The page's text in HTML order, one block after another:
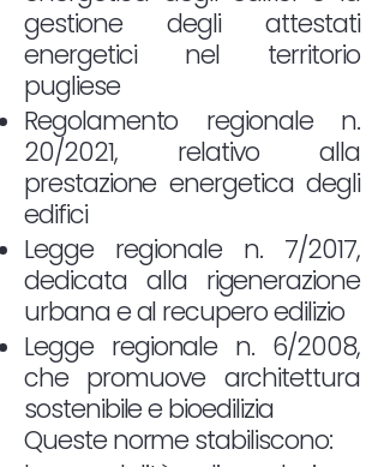
gestione degli attestati
energetici nel territorio
pugliese
Regolamento regionale n.
20/2021, relativo alla
prestazione energetica degli
edifici
Legge regionale n. 7/2017,
dedicata alla rigenerazione
urbana e al recupero edilizio
Legge regionale n. 6/2008,
che promuove architettura
sostenibile e bioedilizia
Queste norme stabiliscono: